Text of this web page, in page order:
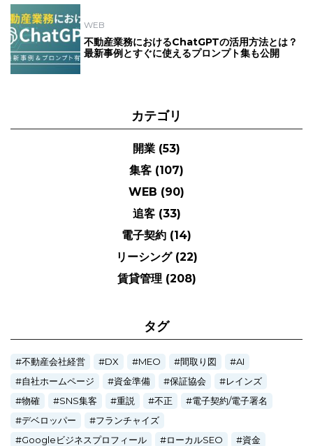
WEB
不動産業務におけるChatGPTの活用方法とは？
最新事例とすぐに使えるプロンプト集も公開
カテゴリ
開業 (53)
集客 (107)
WEB (90)
追客 (33)
電子契約 (14)
リーシング (22)
賃貸管理 (208)
タグ
不動産会社経営 DX MEO 間取り図
AI
自社ホームページ
資金準備 保証協会
レインズ
物確
SNS集客 重説 不正
電子契約/電子署名
デベロッパー
フランチャイズ
Googleビジネスプロフィール
ローカルSEO
資金